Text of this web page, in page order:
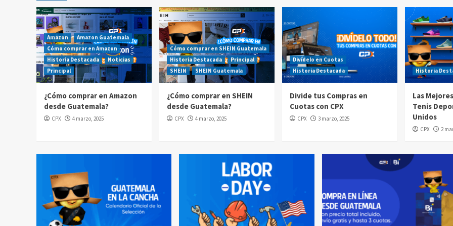
Amazon
Amazon Guatemala
Cómo comprar en Amazon
Historia Destacada
Noticias
Principal
¿Cómo comprar en Amazon
desde Guatemala?
CPX 4 marzo, 2025
Cómo comprar en SHEIN Guatemala
Historia Destacada
Principal
SHEIN
SHEIN Guatemala
¿Cómo comprar en SHEIN
desde Guatemala?
CPX 4 marzo, 2025
Divídelo en Cuotas
Historia Destacada
Divide tus Compras en
Cuotas con CPX
CPX 3 marzo, 2025
Historia
Las
Tenis
Unidos
CPX 2